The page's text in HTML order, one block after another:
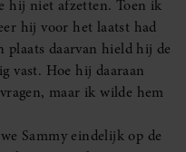
hij niet afzetten. Toen ik
hij voor het laatst had
plaats daarvan hield hij de
vast. Hoe hij daaraan
maar ik wilde hem
Sammy eindelijk op de